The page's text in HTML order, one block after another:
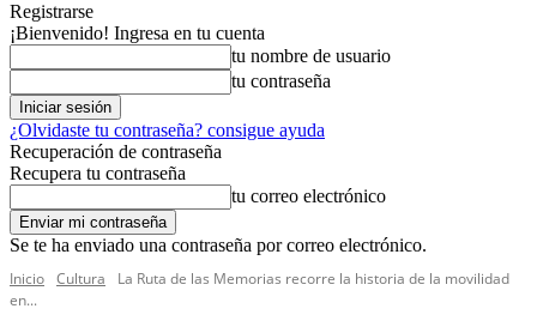
Registrarse
¡Bienvenido! Ingresa en tu cuenta
tu nombre de usuario
tu contraseña
¿Olvidaste tu contraseña? consigue ayuda
Recuperación de contraseña
Recupera tu contraseña
tu correo electrónico
Se te ha enviado una contraseña por correo electrónico.
Inicio Cultura
La Ruta de las Memorias recorre la historia de la movilidad
en...